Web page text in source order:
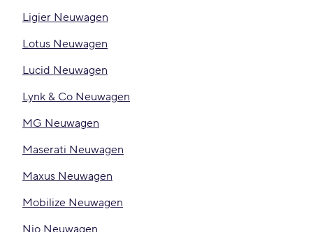
Ligier Neuwagen
Lotus Neuwagen
Lucid Neuwagen
Lynk & Co Neuwagen
MG Neuwagen
Maserati Neuwagen
Maxus Neuwagen
Mobilize Neuwagen
Nio Neuwagen